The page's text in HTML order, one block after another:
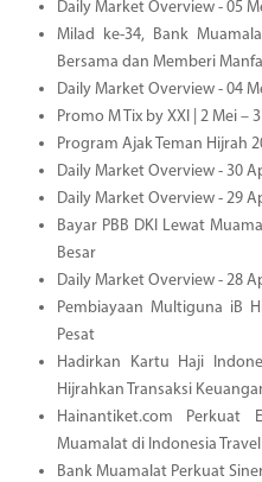
Daily Market Overview - 05
Milad ke-34, Bank
Bersama dan Memberi
Daily Market Overview - 04
Promo M Tix by XXI | 2 Mei –
Program Ajak Teman Hijrah
Daily Market Overview - 30
Daily Market Overview - 29
Bayar PBB DKI Lewat
Besar
Daily Market Overview - 28
Pembiayaan Multiguna iB
Pesat
Hadirkan Kartu Haji
Hijrahkan Transaksi
Hainantiket.com Perkuat
Muamalat di Indonesia
Bank Muamalat Perkuat